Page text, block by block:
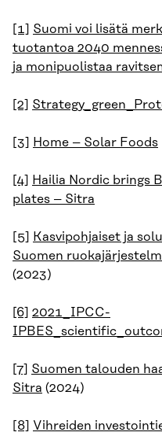
[1] Suomi voi lisätä
tuotantoa 2040
ja monipuolistaa
[2]
[3] Home – Solar Foods
[4] Hailia Nordic brings
plates – Sitra
[5] Kasvipohjaiset ja
Suomen
(2023)
[6] 2021_IPCC-
[7] Suomen talouden
Sitra (2024)
[8] Vihreiden